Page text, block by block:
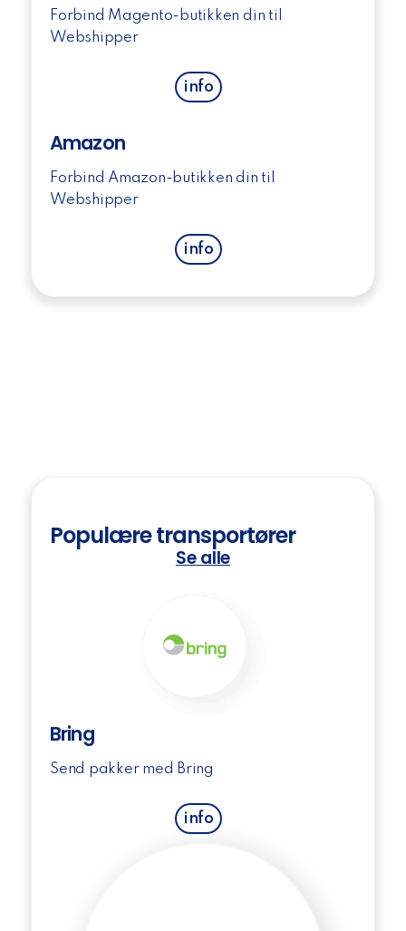
Forbind Magento-butikken din til
Webshipper
info
Amazon
Forbind Amazon-butikken din til
Webshipper
info
Populære transportører
Se alle
Bring
Send pakker med Bring
info